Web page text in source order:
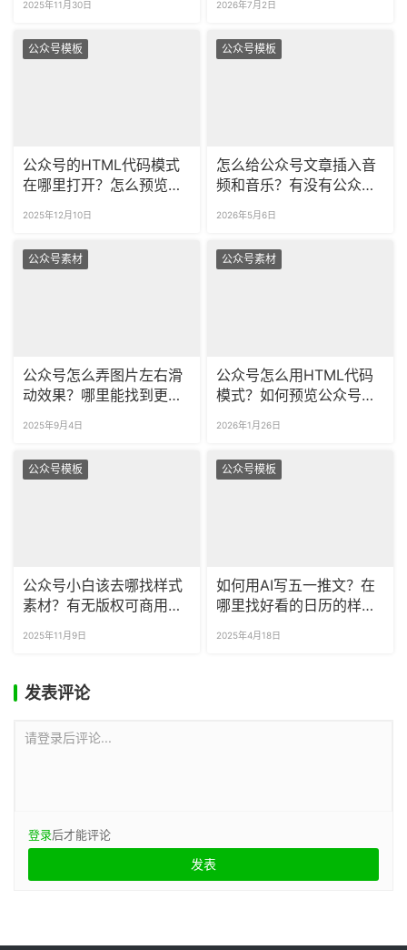
2025年11月30日
的播放器样式？
2026年7月2日
公众号模板
公众号的HTML代码模式
在哪里打开？怎么预览自
号？
2025年12月10日
公众号模板
怎么给公众号文章插入音
频和音乐？有没有公众号
式？
2026年5月6日
公众号素材
公众号怎么弄图片左右滑
动效果？哪里能找到更多
2025年9月4日
公众号素材
公众号怎么用HTML代码
模式？如何预览公众号代
2026年1月26日
公众号模板
公众号小白该去哪找样式
素材？有无版权可商用的
2025年11月9日
公众号模板
如何用AI写五一推文？在
哪里找好看的日历的样
2025年4月18日
发表评论
请登录后评论...
登录后才能评论